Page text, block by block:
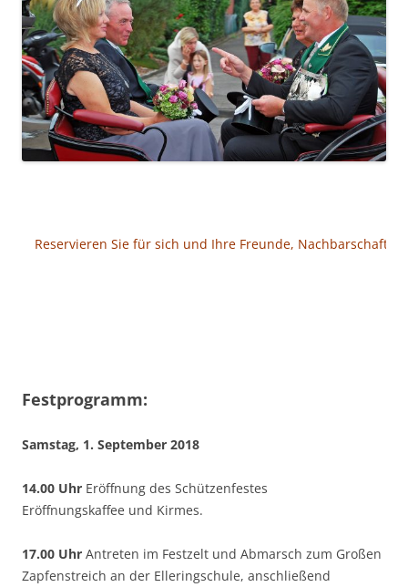
Sie für sich und Ihre Freunde, Nachbarschaft,
Festprogramm:
Samstag, 1. September 2018
14.00 Uhr Eröffnung des Schützenfestes
Eröffnungskaffee und Kirmes.
17.00 Uhr Antreten im Festzelt und Abmarsch zum Großen
Zapfenstreich an der Elleringschule, anschließend